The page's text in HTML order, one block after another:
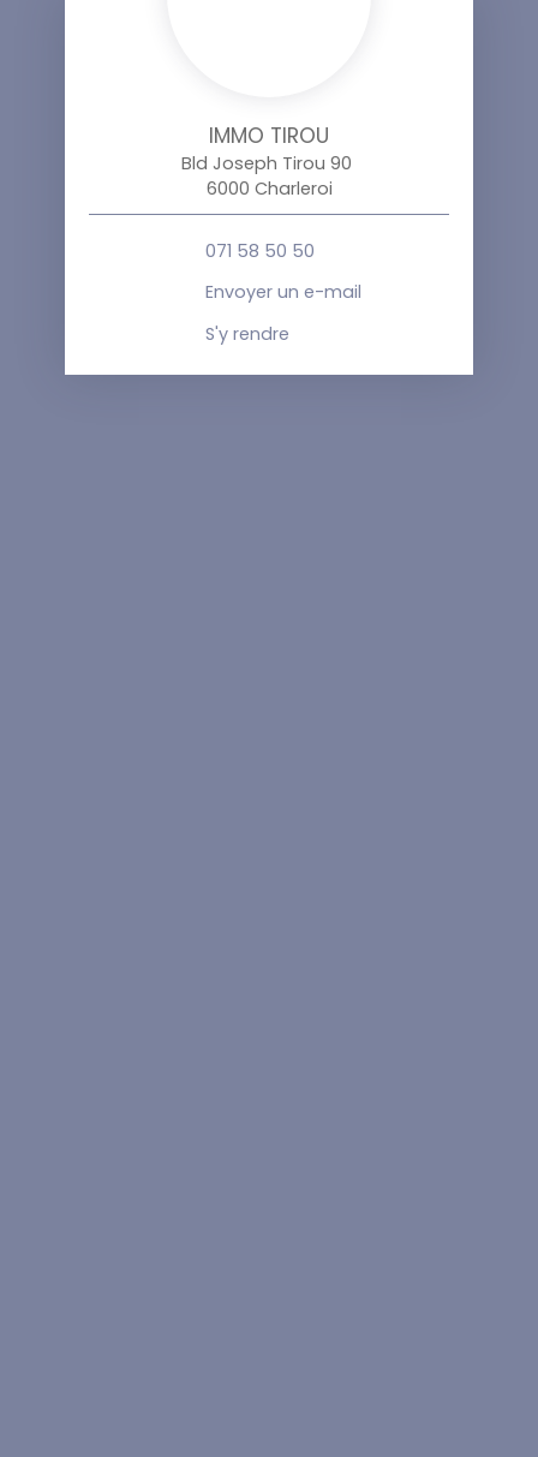
IMMO TIROU
Bld Joseph Tirou 90
6000 Charleroi
071 58 50 50
Envoyer un e-mail
S'y rendre